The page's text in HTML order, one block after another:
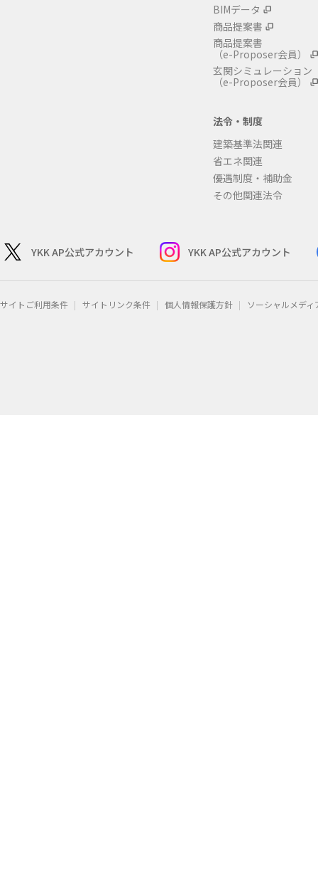
BIMデータ
商品提案書
商品提案書
（e-Proposer会員）
玄関シミュレーション
（e-Proposer会員）
法令・制度
建築基準法関連
省エネ関連
優遇制度・補助金
その他関連法令
YKK AP公式アカウント YKK AP公式アカウント
サイトご利用条件 サイトリンク条件 個人情報保護方針 ソーシャルメデ